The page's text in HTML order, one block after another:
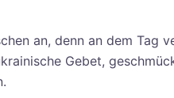
an, denn an dem Tag
Gebet,